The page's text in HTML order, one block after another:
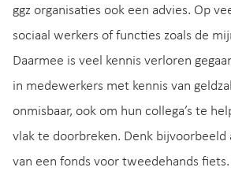
ggz organisaties ook een advies. Op
sociaal werkers of functies zoals de
Daarmee is veel kennis verloren
in medewerkers met kennis van
onmisbaar, ook om hun collega’s te
vlak te doorbreken. Denk bijvoorbeeld
van een fonds voor tweedehands